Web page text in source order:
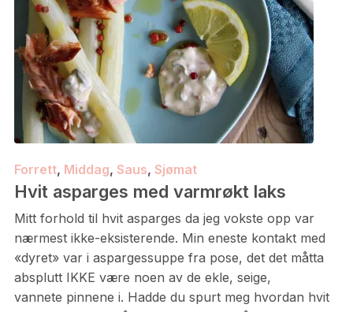
Forrett, Middag, Saus, Sjømat
Hvit asparges med varmrøkt laks
Mitt forhold til hvit asparges da jeg vokste opp var
nærmest ikke-eksisterende. Min eneste kontakt med
«dyret» var i aspargessuppe fra pose, det det måtta
absplutt IKKE være noen av de ekle, seige,
vannete pinnene i. Hadde du spurt meg hvordan hvit